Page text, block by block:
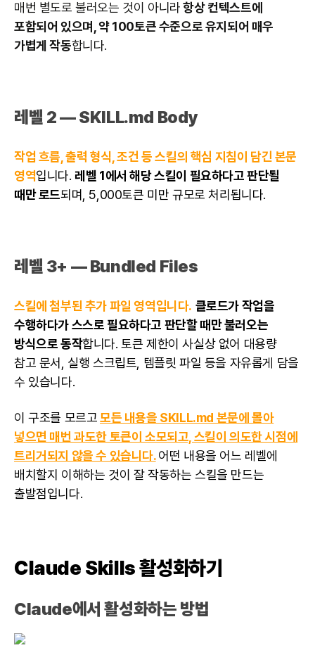
매번 별도로 불러오는 것이 아니라항상 컨텍스트에
포함되어 있으며, 약 100토큰 수준으로 유지되어 매우
가볍게 작동합니다.
레벨 2 — SKILL.md Body
작업 흐름, 출력 형식, 조건 등 스킬의 핵심 지침이 담긴 본문
영역입니다. 레벨 1에서 해당 스킬이 필요하다고 판단될
때만 로드되며, 5,000토큰 미만 규모로 처리됩니다.
레벨 3+ — Bundled Files
스킬에 첨부된 추가 파일 영역입니다. 클로드가 작업을
수행하다가 스스로 필요하다고 판단할 때만 불러오는
방식으로 동작합니다. 토큰 제한이 사실상 없어 대용량
참고 문서, 실행 스크립트, 템플릿 파일 등을 자유롭게 담을
수 있습니다.
이 구조를 모르고모든 내용을 SKILL.md 본문에 몰아
넣으면 매번 과도한 토큰이 소모되고, 스킬이 의도한 시점에
트리거되지 않을 수 있습니다. 어떤 내용을 어느 레벨에
배치할지 이해하는 것이 잘 작동하는 스킬을 만드는
출발점입니다.
Claude Skills 활성화하기
Claude에서 활성화하는 방법